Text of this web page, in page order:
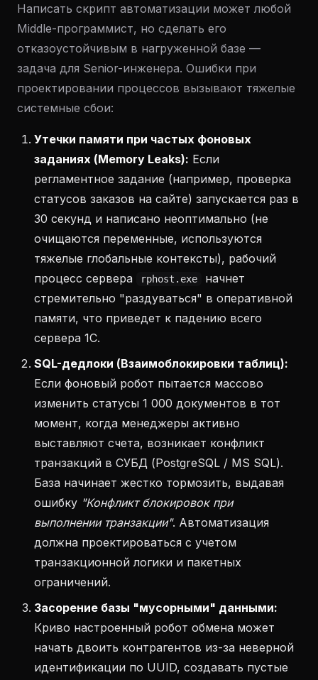
Написать скрипт автоматизации может любой
Middle-программист, но сделать его
отказоустойчивым в нагруженной базе —
задача для Senior-инженера. Ошибки при
проектировании процессов вызывают тяжелые
системные сбои:
Утечки памяти при частых фоновых
заданиях (Memory Leaks): Если
регламентное задание (например, проверка
статусов заказов на сайте) запускается раз в
30 секунд и написано неоптимально (не
очищаются переменные, используются
тяжелые глобальные контексты), рабочий
процесс сервера
rphost.exe
начнет
стремительно "раздуваться" в оперативной
памяти, что приведет к падению всего
сервера 1С.
SQL-дедлоки (Взаимоблокировки таблиц):
Если фоновый робот пытается массово
изменить статусы 1 000 документов в тот
момент, когда менеджеры активно
выставляют счета, возникает конфликт
транзакций в СУБД (PostgreSQL / MS SQL).
База начинает жестко тормозить, выдавая
ошибку "Конфликт блокировок при
выполнении транзакции". Автоматизация
должна проектироваться с учетом
транзакционной логики и пакетных
ограничений.
Засорение базы "мусорными" данными:
Криво настроенный робот обмена может
начать двоить контрагентов из-за неверной
идентификации по UUID, создавать пустые